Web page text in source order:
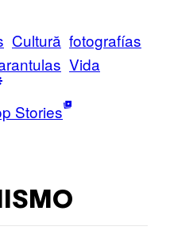
Cultură fotografías
Vida
Stories